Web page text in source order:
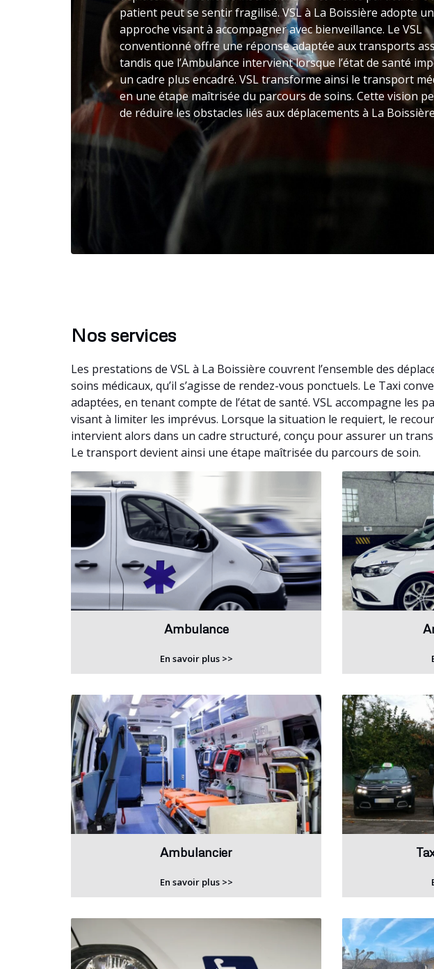
patient peut se sentir fragilisé. VSL à La Boissière adopte
approche visant à accompagner avec bienveillance. Le VSL
conventionné offre une réponse adaptée aux transports
tandis que l’Ambulance intervient lorsque l’état de santé
un cadre plus encadré. VSL transforme ainsi le transport
en une étape maîtrisée du parcours de soins. Cette vision
de réduire les obstacles liés aux déplacements à La
Nos services
Les prestations de VSL à La Boissière couvrent l’ensemble des
soins médicaux, qu’il s’agisse de rendez-vous ponctuels. Le Taxi
adaptées, en tenant compte de l’état de santé. VSL accompagne
visant à limiter les imprévus. Lorsque la situation le requiert, le
intervient alors dans un cadre structuré, conçu pour assurer un
Le transport devient ainsi une étape maîtrisée du parcours de soin.
Ambulance
En savoir plus >>
Ambulancier
En savoir plus >>